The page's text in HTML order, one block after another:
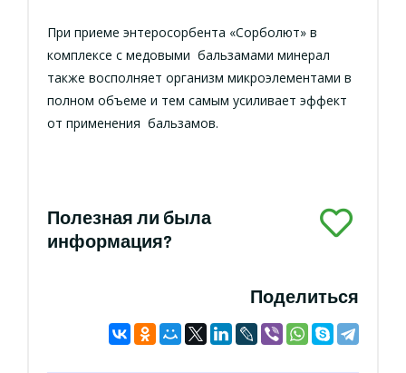
При приеме энтеросорбента «Сорболют» в
комплексе с медовыми бальзамами минерал
также восполняет организм микроэлементами в
полном объеме и тем самым усиливает эффект
от применения бальзамов.
Полезная ли была
информация?
Поделиться